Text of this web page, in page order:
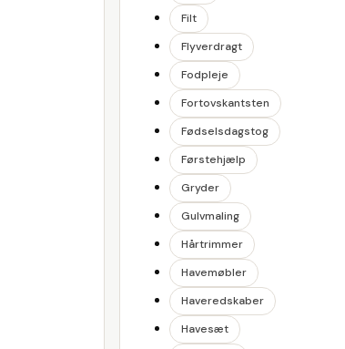
Filt
Flyverdragt
Fodpleje
Fortovskantsten
Fødselsdagstog
Førstehjælp
Gryder
Gulvmaling
Hårtrimmer
Havemøbler
Haveredskaber
Havesæt